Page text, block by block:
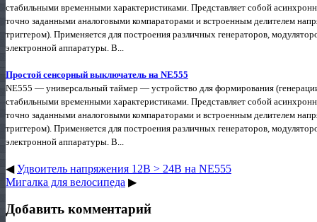
стабильными временными характеристиками. Представляет собой
точно заданными аналоговыми компараторами и встроенным делителем
триггером). Применяется для построения различных генераторов,
электронной аппаратуры. В...
Простой сенсорный выключатель на NE555
NE555 — универсальный таймер — устройство для формирования
стабильными временными характеристиками. Представляет собой
точно заданными аналоговыми компараторами и встроенным делителем
триггером). Применяется для построения различных генераторов,
электронной аппаратуры. В...
◀Удвоитель напряжения 12В > 24В на NE555
Мигалка для велосипеда ▶
Добавить комментарий